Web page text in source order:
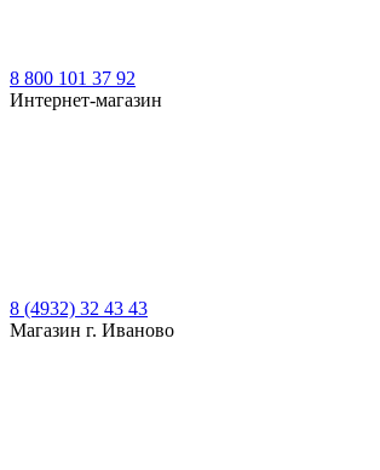
8 800 101 37 92
Интернет-магазин
8 (4932) 32 43 43
Магазин г. Иваново